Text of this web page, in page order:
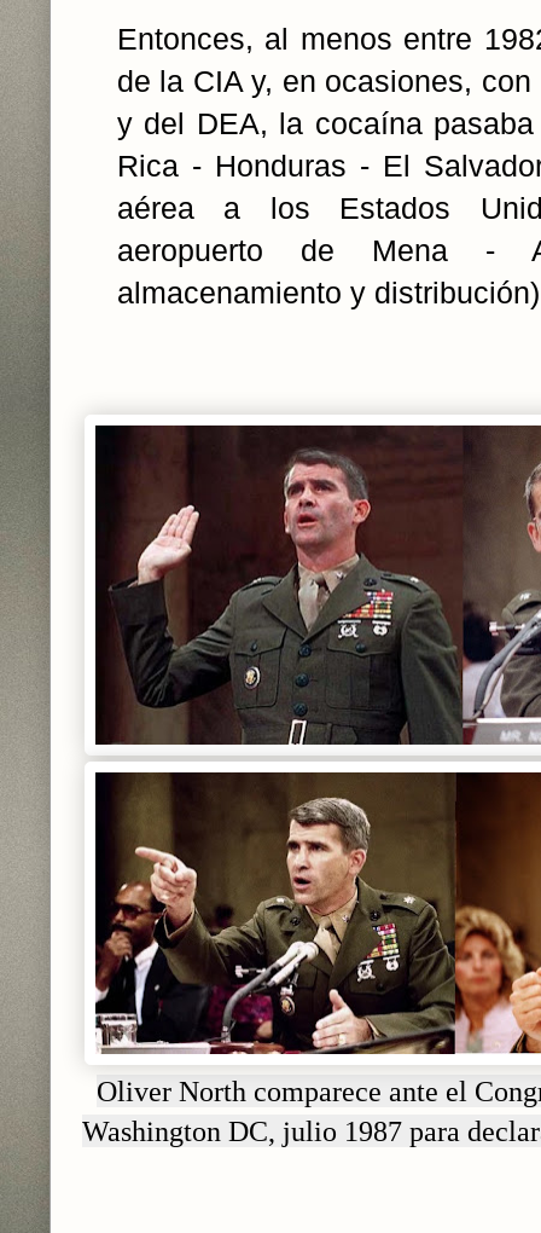
Entonces, al menos entre
de la CIA y, en ocasiones,
y del DEA, la cocaína
Rica - Honduras - El
aérea a los Estados
aeropuerto de Mena -
almacenamiento y
Oliver North comparece ante el
Washington DC, julio 1987 para